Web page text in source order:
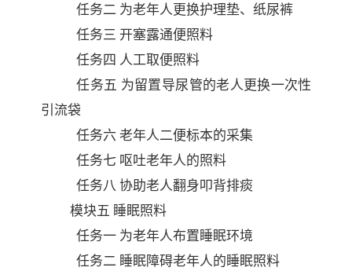
任务二 为老年人更换护理垫、纸尿裤
任务三 开塞露通便照料
任务四 人工取便照料
任务五 为留置导尿管的老人更换一次性
引流袋
任务六 老年人二便标本的采集
任务七 呕吐老年人的照料
任务八 协助老人翻身叩背排痰
模块五 睡眠照料
任务一 为老年人布置睡眠环境
任务二 睡眠障碍老年人的睡眠照料